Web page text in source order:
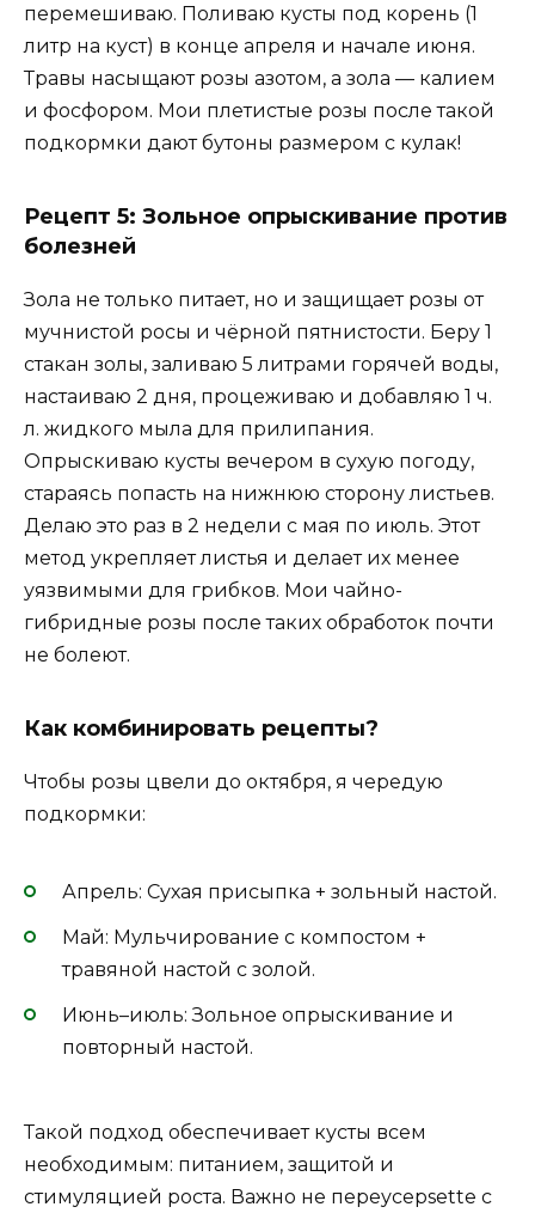
перемешиваю. Поливаю кусты под корень (1
литр на куст) в конце апреля и начале июня.
Травы насыщают розы азотом, а зола — калием
и фосфором. Мои плетистые розы после такой
подкормки дают бутоны размером с кулак!
Рецепт 5: Зольное опрыскивание против
болезней
Зола не только питает, но и защищает розы от
мучнистой росы и чёрной пятнистости. Беру 1
стакан золы, заливаю 5 литрами горячей воды,
настаиваю 2 дня, процеживаю и добавляю 1 ч.
л. жидкого мыла для прилипания.
Опрыскиваю кусты вечером в сухую погоду,
стараясь попасть на нижнюю сторону листьев.
Делаю это раз в 2 недели с мая по июль. Этот
метод укрепляет листья и делает их менее
уязвимыми для грибков. Мои чайно-
гибридные розы после таких обработок почти
не болеют.
Как комбинировать рецепты?
Чтобы розы цвели до октября, я чередую
подкормки:
Апрель: Сухая присыпка + зольный настой.
Май: Мульчирование с компостом +
травяной настой с золой.
Июнь–июль: Зольное опрыскивание и
повторный настой.
Такой подход обеспечивает кусты всем
необходимым: питанием, защитой и
стимуляцией роста. Важно не переусерsette с